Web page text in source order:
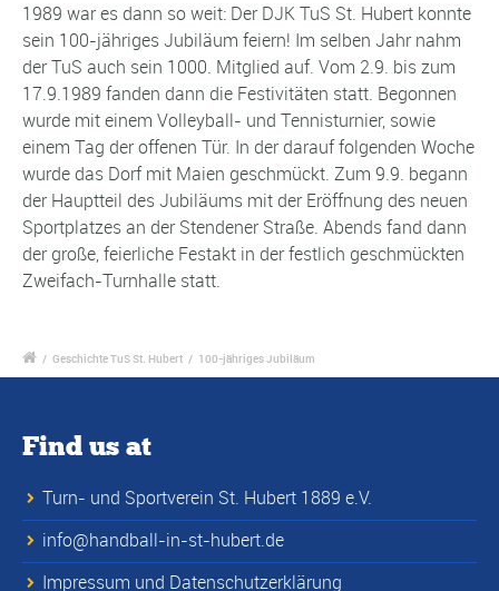
1989 war es dann so weit: Der DJK TuS St. Hubert konnte
sein 100-jähriges Jubiläum feiern! Im selben Jahr nahm
der TuS auch sein 1000. Mitglied auf. Vom 2.9. bis zum
17.9.1989 fanden dann die Festivitäten statt. Begonnen
wurde mit einem Volleyball- und Tennisturnier, sowie
einem Tag der offenen Tür. In der darauf folgenden Woche
wurde das Dorf mit Maien geschmückt. Zum 9.9. begann
der Hauptteil des Jubiläums mit der Eröffnung des neuen
Sportplatzes an der Stendener Straße. Abends fand dann
der große, feierliche Festakt in der festlich geschmückten
Zweifach-Turnhalle statt.
/ Geschichte TuS St. Hubert / 100-jähriges Jubiläum
Find us at
Turn- und Sportverein St. Hubert 1889 e.V.
info@handball-in-st-hubert.de
Impressum und Datenschutzerklärung